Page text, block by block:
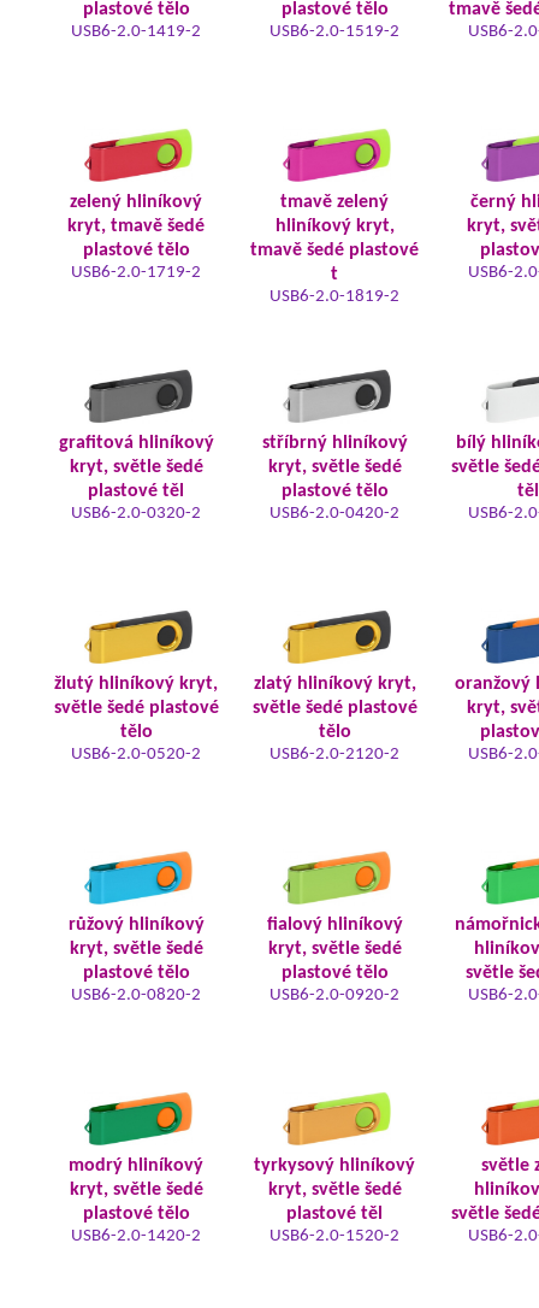
plastové tělo
USB6-2.0-1419-2
plastové tělo
USB6-2.0-1519-2
tmavě
USB6-
zelený hliníkový
kryt, tmavě šedé
plastové tělo
USB6-2.0-1719-2
tmavě zelený
hliníkový kryt,
tmavě šedé plastové
t
USB6-2.0-1819-2
černý
kryt,
USB6-
grafitová hliníkový
kryt, světle šedé
plastové těl
USB6-2.0-0320-2
stříbrný hliníkový
kryt, světle šedé
plastové tělo
USB6-2.0-0420-2
bílý
světle
USB6-
žlutý hliníkový kryt,
světle šedé plastové
tělo
USB6-2.0-0520-2
zlatý hliníkový kryt,
světle šedé plastové
tělo
USB6-2.0-2120-2
oranžový
kryt,
USB6-
růžový hliníkový
kryt, světle šedé
plastové tělo
USB6-2.0-0820-2
fialový hliníkový
kryt, světle šedé
plastové tělo
USB6-2.0-0920-2
světle
USB6-
modrý hliníkový
kryt, světle šedé
plastové tělo
USB6-2.0-1420-2
tyrkysový hliníkový
kryt, světle šedé
plastové těl
USB6-2.0-1520-2
světle
světle
USB6-